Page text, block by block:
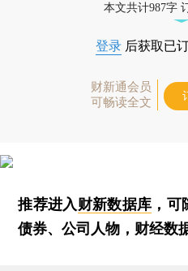
本文共计987字
登录 后获取已
财新通会员
可畅读全文
推荐进入财新数据库 ，
债券、公司人物，财经数